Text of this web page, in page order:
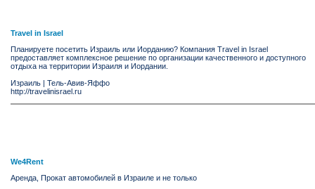
Travel in Israel
Планируете посетить Израиль или Иорданию? Компания Travel in Israel
предоставляет комплексное решение по организации качественного и доступного
отдыха на территории Израиля и Иордании.
Израиль | Тель-Авив-Яффо
http://travelinisrael.ru
We4Rent
Аренда, Прокат автомобилей в Израиле и не только